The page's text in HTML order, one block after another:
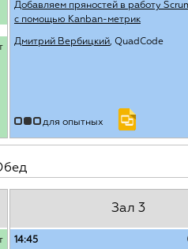
Добавляем пряностей в работу
с помощью Kanban-метрик
Дмитрий Вербицкий, QuadCode
для опытных
Зал 3
14:45